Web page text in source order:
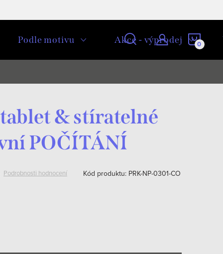
Podle motivu Akce - výprodej
& stíratelné
POČÍTÁNÍ
Podrobnosti hodnocení Kód produktu: PRK-NP-0301-CO